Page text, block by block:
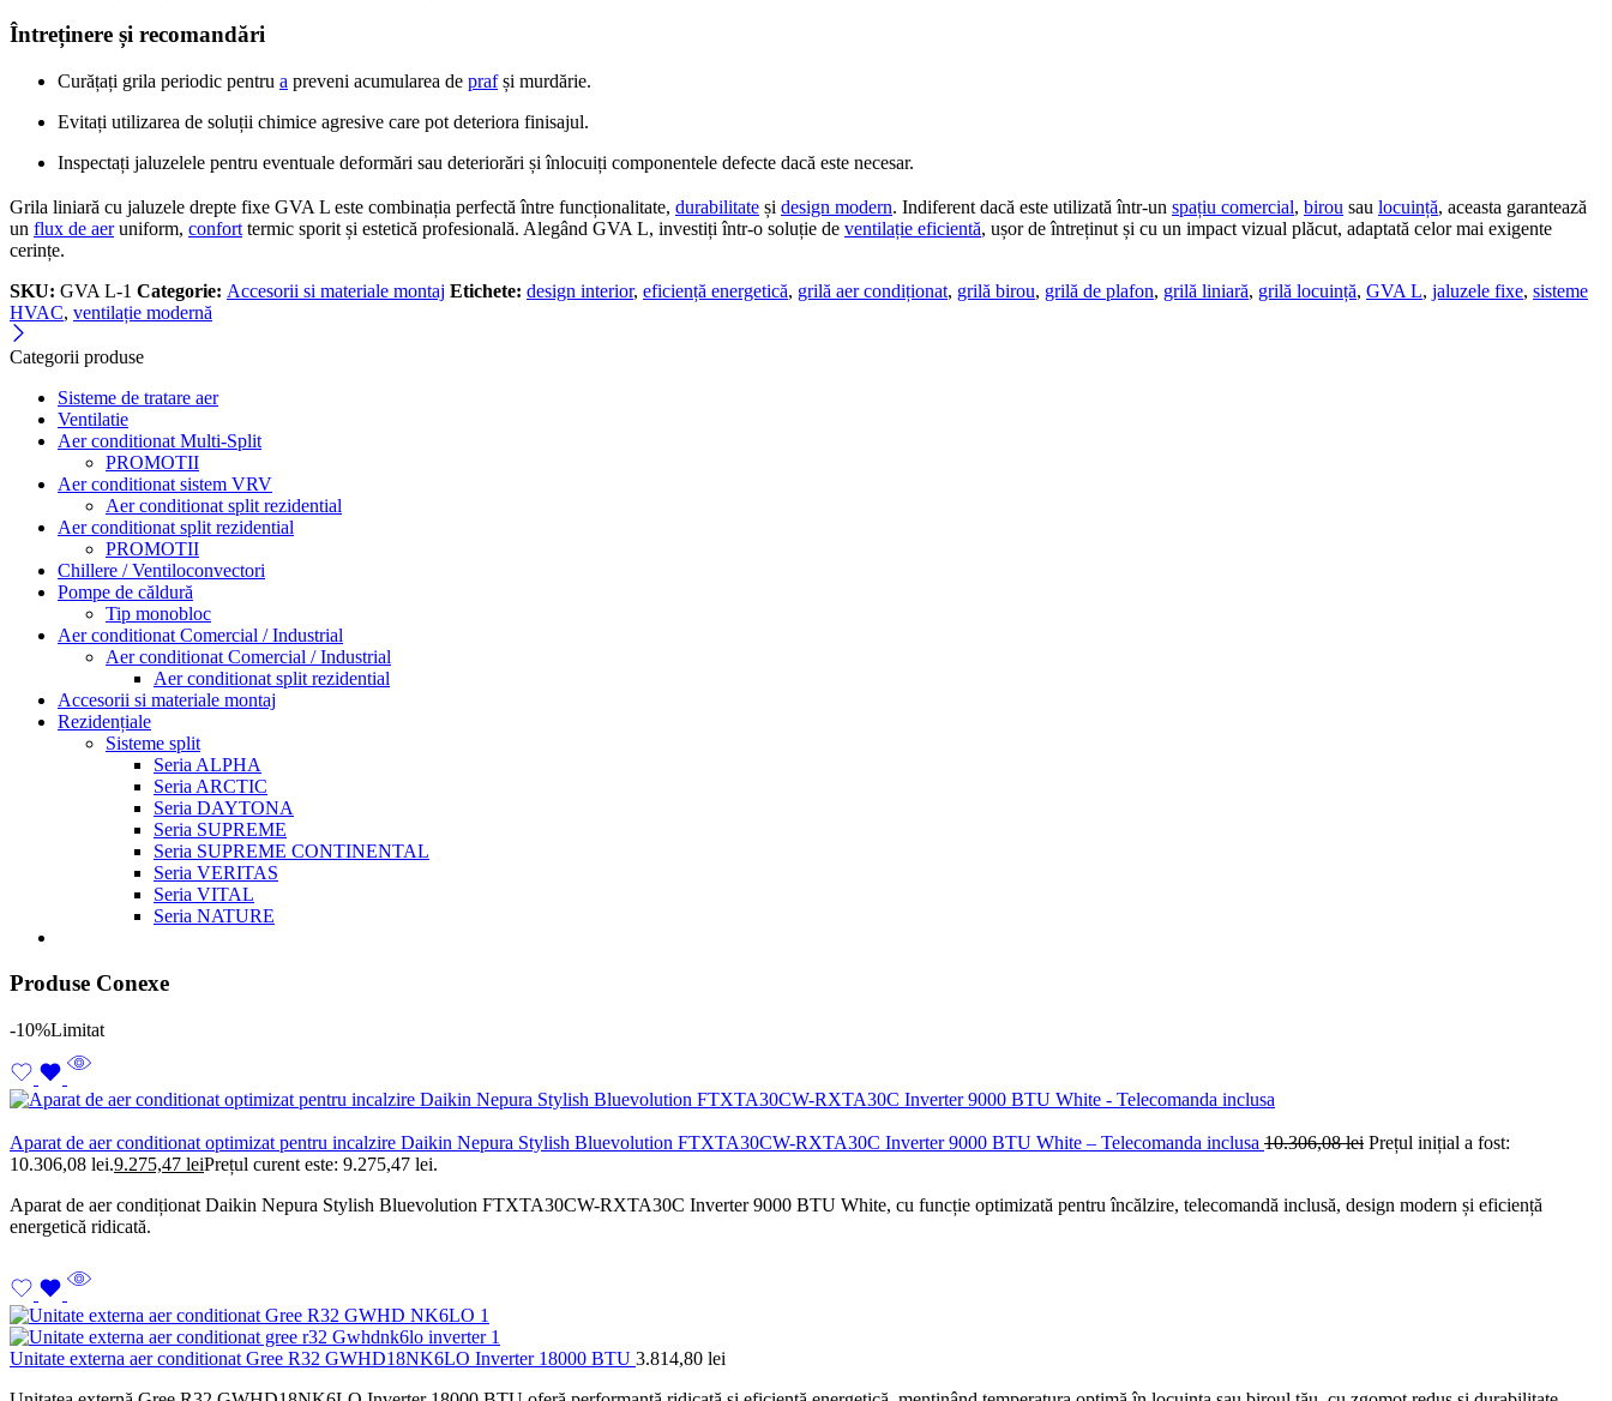
Întreținere și recomandări
Curățați grila periodic pentru a preveni acumularea de prafși murdărie.
Evitați utilizarea de soluții chimice agresive care pot deteriora finisajul.
Inspectați jaluzelele pentru eventuale deformări sau deteriorări și înlocuiți componentele defecte dacă este necesar.
Grila liniară cu jaluzele drepte fixe GVA L este combinația perfectă între funcționalitate, durabilitate și design modern. Indiferent dacă este utilizată într-un spațiu comercial, birou sau locuință, aceasta garantează
un flux de aeruniform, confort termic sporit și estetică profesională. Alegând GVA L, investiți într-o soluție de ventilație eficientă, ușor de întreținut și cu un impact vizual plăcut, adaptată celor mai exigente
cerințe.
SKU: GVA L-1 Categorie: Accesorii si materiale montaj Etichete: design interior, eficiență energetică, grilă aer condiționat, grilă birou, grilă de plafon, grilă liniară, grilă locuință, GVA L, jaluzele fixe, sisteme
HVAC, ventilație modernă
Categorii produse
Sisteme de tratare aer
Ventilatie
Aer conditionat Multi-Split
PROMOTII
Aer conditionat sistem VRV
Aer conditionat split rezidential
Aer conditionat split rezidential
PROMOTII
Chillere / Ventiloconvectori
Pompe de căldură
Tip monobloc
Aer conditionat Comercial / Industrial
Aer conditionat Comercial / Industrial
Aer conditionat split rezidential
Accesorii si materiale montaj
Rezidențiale
Sisteme split
Seria ALPHA
Seria ARCTIC
Seria DAYTONA
Seria SUPREME
Seria SUPREME CONTINENTAL
Seria VERITAS
Seria VITAL
Seria NATURE
Produse Conexe
-10%Limitat
Aparat de aer conditionat optimizat pentru incalzire Daikin Nepura Stylish Bluevolution FTXTA30CW-RXTA30C Inverter 9000 BTU White – Telecomanda inclusa 10.306,08lei Prețul inițial a fost:
10.306,08 lei.9.275,47 leiPrețul curent este: 9.275,47 lei.
Aparat de aer condiționat Daikin Nepura Stylish Bluevolution FTXTA30CW-RXTA30C Inverter 9000 BTU White, cu funcție optimizată pentru încălzire, telecomandă inclusă, design modern și eficiență
energetică ridicată.
Unitate externa aer conditionat Gree R32 GWHD18NK6LO Inverter 18000 BTU 3.814,80 lei